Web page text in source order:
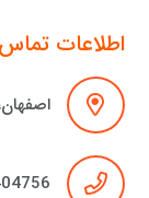
اطلاعات تماس